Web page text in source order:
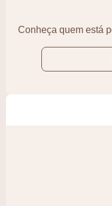
Conheça quem está